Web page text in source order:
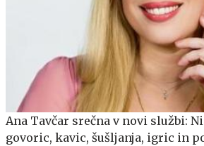
Ana Tavčar srečna v novi službi:
govoric, kavic, šušljanja, igric in